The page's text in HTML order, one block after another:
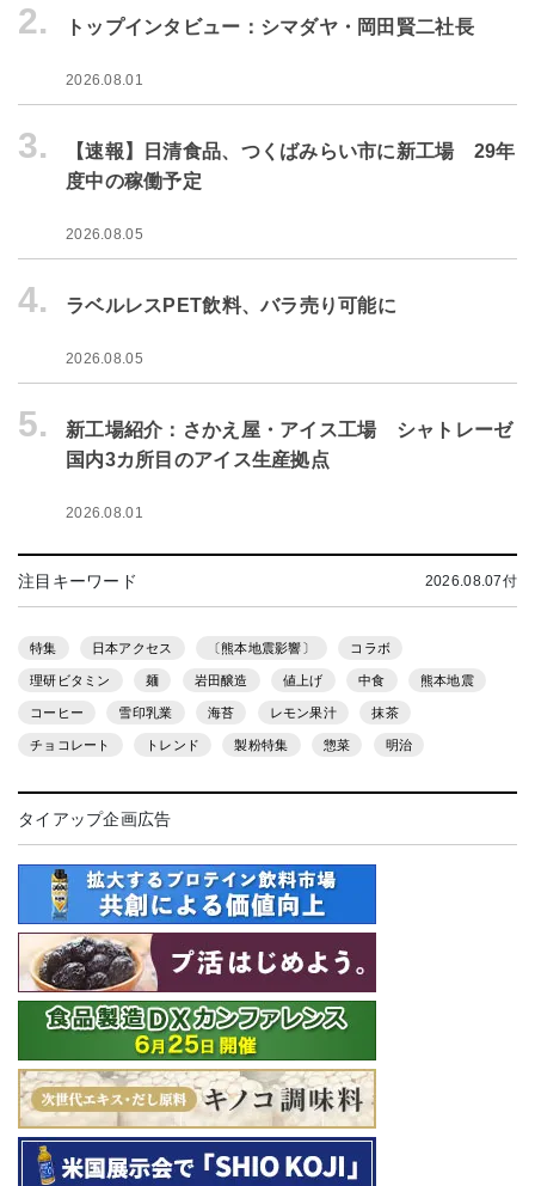
2. トップインタビュー：シマダヤ・岡田賢二社長
2026.08.01
3.
【速報】日清食品、つくばみらい市に新工場 29年
度中の稼働予定
2026.08.05
4. ラベルレスPET飲料、バラ売り可能に
2026.08.05
5.
新工場紹介：さかえ屋・アイス工場 シャトレーゼ
国内3カ所目のアイス生産拠点
2026.08.01
注目キーワード 2026.08.07付
特集 日本アクセス 〔熊本地震影響〕 コラボ
理研ビタミン 麺 岩田醸造 値上げ 中食 熊本地震
コーヒー 雪印乳業 海苔 レモン果汁 抹茶
チョコレート トレンド 製粉特集 惣菜 明治
タイアップ企画広告